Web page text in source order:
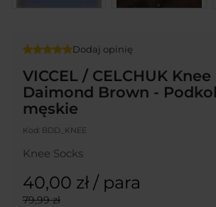
Dodaj opinię
VICCEL / CELCHUK Knee
Daimond Brown -
męskie
Kod: BDD_KNEE
Knee Socks
40,00 zł / para
79,99 zł